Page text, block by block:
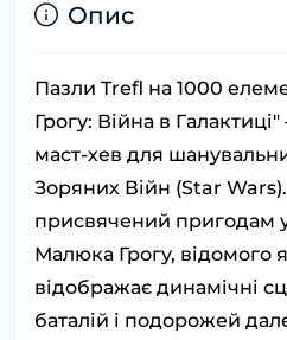
Опис
Пазли Trefl на 1000
Грогу: Війна в
маст-хев для
Зоряних Війн (Star
присвячений пригодам
Малюка Грогу, відомого
відображає динамічні
баталій і подорожей